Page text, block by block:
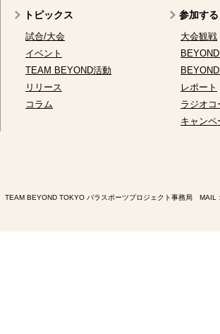
トピックス
試合/大会
イベント
TEAM BEYOND活動
リリース
コラム
参加す
大会観戦
レポート
ラジオコ
キャンペ
TEAM BEYOND TOKYO パラスポーツプロジェクト事務局 MAIL：